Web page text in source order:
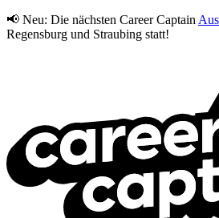
📢 Neu: Die nächsten Career Captain
Regensburg und Straubing statt!